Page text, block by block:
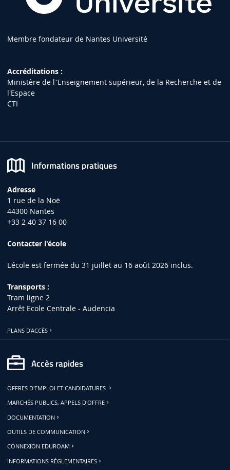
Membre fondateur de Nantes Université
Accréditations :
Ministère de lʼEnseignement supérieur, de la Recherche et de
l'Espace
CTI
Informations pratiques
Adresse
1 rue de la Noë
44300 Nantes
+33 2 40 37 16 00
Contacter l'école
L'école est fermée du 31 juillet au 16 août 2026 inclus.
Transports :
Tram ligne 2
Arrêt Ecole Centrale - Audencia
PLANS D'ACCÈS
Accès rapides
OFFRES D'EMPLOI ET CANDIDATURES
MARCHÉS PUBLICS, APPELS D'OFFRE
DOCUMENTATION
OUTILS DE COMMUNICATION
CONNEXION EDUROAM
INFORMATIONS RÉGLEMENTAIRES